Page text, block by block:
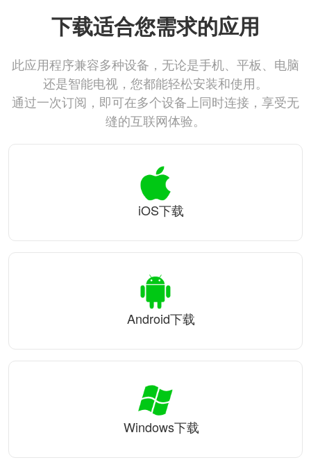
下载适合您需求的应用
此应用程序兼容多种设备，无论是手机、平板、电脑
还是智能电视，您都能轻松安装和使用。
通过一次订阅，即可在多个设备上同时连接，享受无
缝的互联网体验。
iOS下载
Android下载
Windows下载